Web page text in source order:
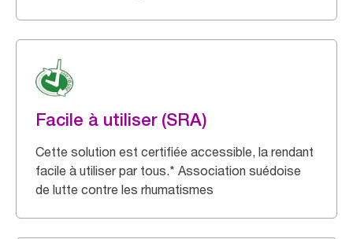
Facile à utiliser (SRA)
Cette solution est certifiée accessible, la rendant
facile à utiliser par tous.* Association suédoise
de lutte contre les rhumatismes